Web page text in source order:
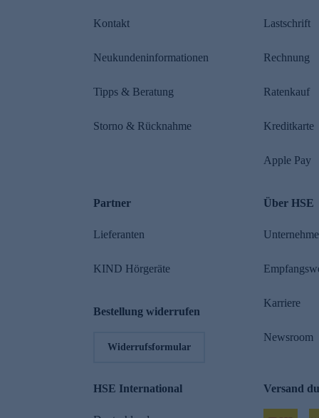
Kontakt
Neukundeninformationen
Tipps & Beratung
Storno & Rücknahme
Lastschrift
Rechnung
Ratenkauf
Kreditkarte
Apple Pay
Partner
Lieferanten
KIND Hörgeräte
Bestellung widerrufen
Widerrufsformular
Über HSE
Karriere
Newsroom
HSE International Versand